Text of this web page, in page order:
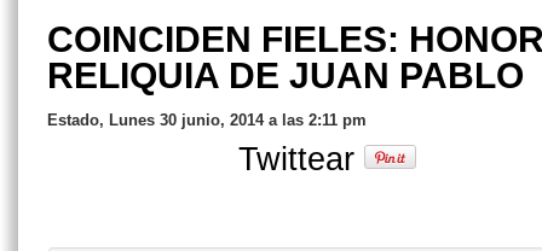
COINCIDEN FIELES:
RELIQUIA DE JUAN PABLO
Estado, Lunes 30 junio, 2014 a las 2:11 pm
Twittear